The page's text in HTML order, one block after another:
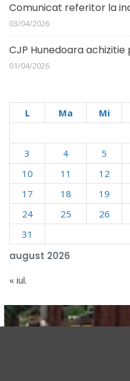
Comunicat referitor la
03/04/2026
CJP Hunedoara achizitie
01/04/2026
august 2026
L Ma Mi
3
4 5
10
11 12
17
18 19
24
25 26
31
« iul.